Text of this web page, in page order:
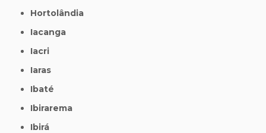
Hortolândia
Iacanga
Iacri
Iaras
Ibaté
Ibirarema
Ibirá